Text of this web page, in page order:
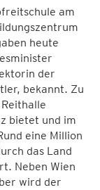
am
heute
der
bekannt. Zu
bietet und im
eine Million
das Land
Neben Wien
wird der